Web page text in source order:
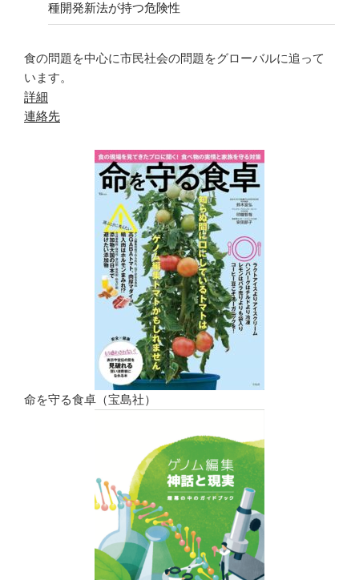
種開発新法が持つ危険性
食の問題を中心に市民社会の問題をグローバルに追って
います。
詳細
連絡先
命を守る食卓（宝島社）